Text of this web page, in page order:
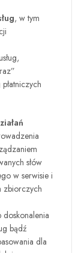
, w tym
słów
w serwisie i
zbiorczych
bądź
dla